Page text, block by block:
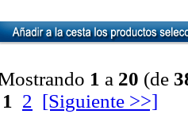
1 a 20 (de
1 2 [Siguiente >>]